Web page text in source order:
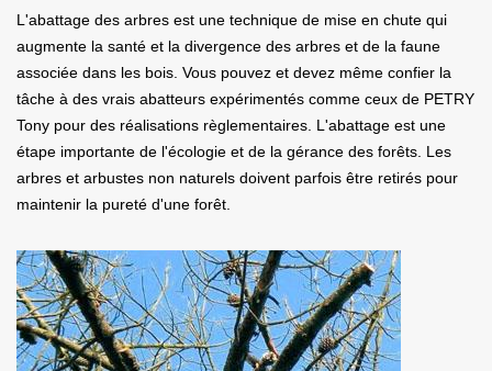
L'abattage des arbres est une technique de mise en chute qui
augmente la santé et la divergence des arbres et de la faune
associée dans les bois. Vous pouvez et devez même confier la
tâche à des vrais abatteurs expérimentés comme ceux de PETRY
Tony pour des réalisations règlementaires. L'abattage est une
étape importante de l'écologie et de la gérance des forêts. Les
arbres et arbustes non naturels doivent parfois être retirés pour
maintenir la pureté d'une forêt.